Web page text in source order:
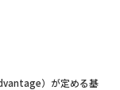
）が定める基